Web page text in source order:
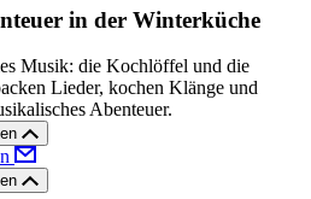
in der Winterküche
Musik: die Kochlöffel und die
Lieder, kochen Klänge und
Abenteuer.